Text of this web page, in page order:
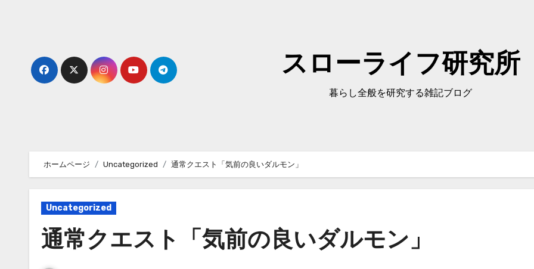
スローライフ研究所
暮らし全般を研究する雑記ブログ
ホームページ Uncategorized 通常クエスト「気前の良いダルモン」
Uncategorized
通常クエスト「気前の良いダルモン」